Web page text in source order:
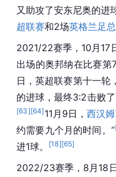
又助攻了安东尼奥的进
超联赛和2场英格兰足
2021/22赛季，10月17
出场的奥邦纳在比赛第
日，英超联赛第十一轮
的进球，最终3:2击败了
[63][64] 11月9日，西汉
约需要九个月的时间。”
进1球。 [18][65]
2022/23赛季，8月18